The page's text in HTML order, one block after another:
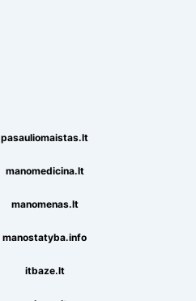
pasauliomaistas.lt
manomedicina.lt
manomenas.lt
manostatyba.info
itbaze.lt